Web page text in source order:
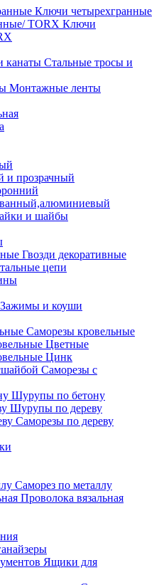
Ключи четырехгранные
Ключи
Стальные тросы и
Монтажные ленты
и прозрачный
и шайбы
Гвозди декоративные
цепи
Зажимы и коуши
Саморезы кровельные
Цветные
Цинк
Саморезы с
Шурупы по бетону
Шурупы по дереву
Саморезы по дереву
Саморез по металлу
Проволока вязальная
Ящики для